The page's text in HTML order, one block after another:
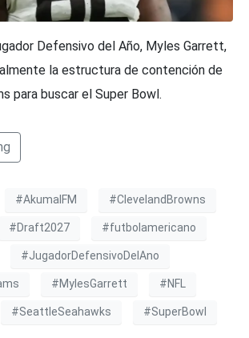
Defensivo del Año, Myles Garrett,
la estructura de contención de
para buscar el Super Bowl.
#AkumalFM #ClevelandBrowns
#Draft2027 #futbolamericano
#JugadorDefensivoDelAno
#MylesGarrett #NFL
#SeattleSeahawks #SuperBowl